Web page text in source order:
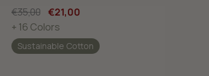
€35,00 €21,00
+ 16 Colors
Sustainable Cotton